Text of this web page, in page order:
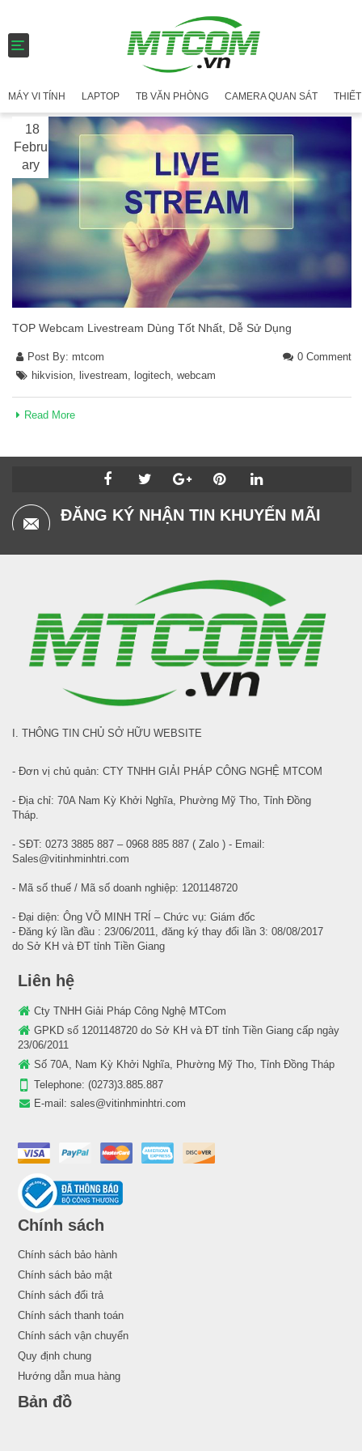
T
o
g
e
a
v
g
t
n
MÁY VI TÍNH LAPTOP TB VĂN PHÒNG CAMERA QUAN SÁT
18
Febru
ary
TOP Webcam Livestream Dùng Tốt Nhất, Dễ Sử Dụng
Post By: mtcom
0 Comment
hikvision
livestream logitech webcam
Read More
ĐĂNG KÝ NHẬN TIN KHUYẾN MÃI
I. THÔNG TIN CHỦ SỞ HỮU WEBSITE
- Đơn vị chủ quản: CTY TNHH GIẢI PHÁP CÔNG NGHỆ MTCOM
- Địa chỉ: 70A Nam Kỳ Khởi Nghĩa, Phường Mỹ Tho, Tỉnh Đồng
Tháp.
- SĐT: 0273 3885 887 – 0968 885 887 ( Zalo ) - Email:
Sales@vitinhminhtri.com
- Mã số thuế / Mã số doanh nghiệp: 1201148720
- Đại diện: Ông VÕ MINH TRÍ – Chức vụ: Giám đốc
- Đăng ký lần đầu : 23/06/2011, đăng ký thay đổi lần 3: 08/08/2017
do Sở KH và ĐT tỉnh Tiền Giang
Liên hệ
Cty TNHH Giải Pháp Công Nghệ MTCom
GPKD số 1201148720 do Sở KH và ĐT tỉnh Tiền Giang cấp ngày
23/06/2011
Số 70A, Nam Kỳ Khởi Nghĩa, Phường Mỹ Tho, Tỉnh Đồng Tháp
Telephone: (0273)3.885.887
E-mail: sales@vitinhminhtri.com
Chính sách
Chính sách bảo hành
Chính sách bảo mật
Chính sách đổi trả
Chính sách thanh toán
Chính sách vận chuyển
Quy định chung
Hướng dẫn mua hàng
Bản đồ